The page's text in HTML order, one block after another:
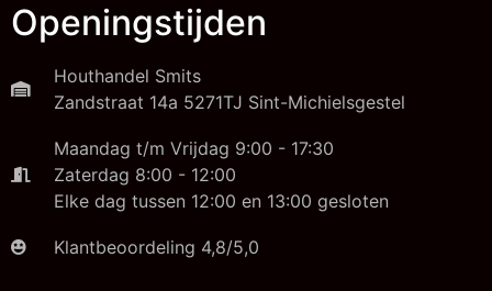
Openingstijden
Houthandel Smits
Zandstraat 14a 5271TJ Sint-Michielsgestel
Maandag t/m Vrijdag 9:00 - 17:30
Zaterdag 8:00 - 12:00
Elke dag tussen 12:00 en 13:00 gesloten
Klantbeoordeling 4,8/5,0